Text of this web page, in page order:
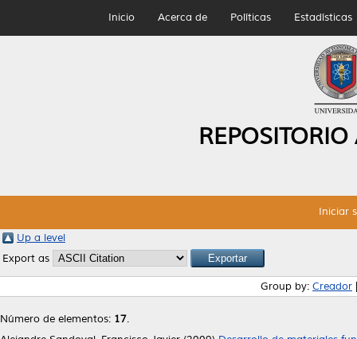
Inicio Acerca de Políticas Estadísticas
Iniciar
Up a level
Export as
Group by: Creador
Número de elementos: 17.